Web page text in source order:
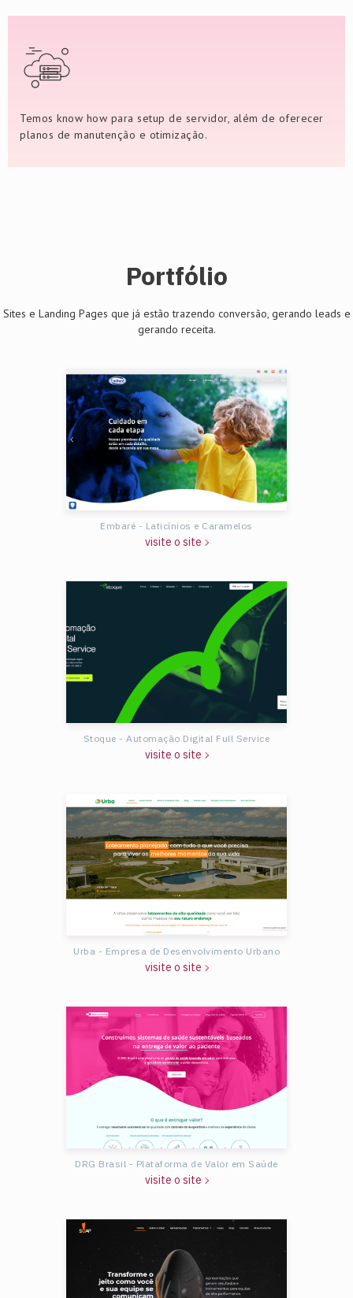
Temos know how para setup de servidor, além de oferecer
planos de manutenção e otimização.
Portfólio
Sites e Landing Pages que já estão trazendo conversão, gerando leads e
gerando receita.
Embaré - Laticínios e Caramelos
visite o site
Stoque - Automação Digital Full Service
visite o site
Urba - Empresa de Desenvolvimento Urbano
visite o site
DRG Brasil - Plataforma de Valor em Saúde
visite o site